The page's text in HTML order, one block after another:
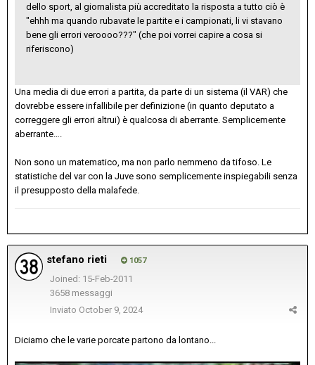
dello sport, al giornalista più accreditato la risposta a tutto ciò è
"ehhh ma quando rubavate le partite e i campionati, li vi stavano
bene gli errori veroooo???" (che poi vorrei capire a cosa si
riferiscono)
Una media di due errori a partita, da parte di un sistema (il VAR) che
dovrebbe essere infallibile per definizione (in quanto deputato a
correggere gli errori altrui) è qualcosa di aberrante. Semplicemente
aberrante….
Non sono un matematico, ma non parlo nemmeno da tifoso. Le
statistiche del var con la Juve sono semplicemente inspiegabili senza
il presupposto della malafede.
stefano rieti 1057
Joined: 15-Feb-2011
3658 messaggi
Inviato October 9, 2024
Diciamo che le varie porcate partono da lontano...